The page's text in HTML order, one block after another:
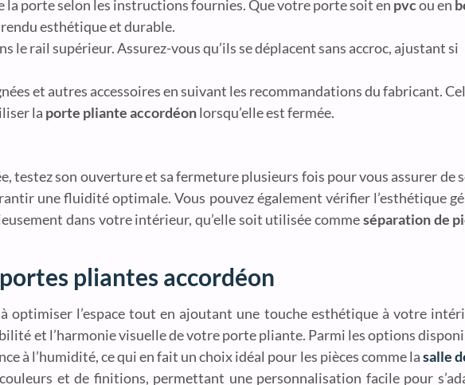
la porte selon les instructions fournies. Que votre porte soit en pvcou en
esthétique et durable.
le rail supérieur. Assurez-vous qu’ils se déplacent sans accroc, ajustant si
et autres accessoires en suivant les recommandations du fabricant.
la porte pliante accordéonlorsqu’elle est fermée.
testez son ouverture et sa fermeture plusieurs fois pour vous assurer de
une fluidité optimale. Vous pouvez également vérifier l’esthétique
dans votre intérieur, qu’elle soit utilisée commeséparation de
pliantes accordéon
optimiser l’espace tout en ajoutant une touche esthétique à votre
et l’harmonie visuelle de votre porte pliante. Parmi les options
à l’humidité, ce qui en fait un choix idéal pour les pièces comme lasalle
et de finitions, permettant une personnalisation facile pour